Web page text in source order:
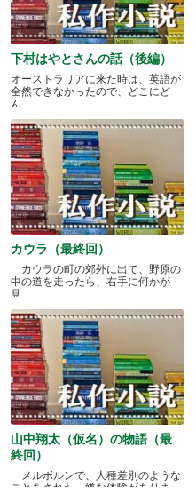
下村はやとさんの話（後編）
オーストラリアに来た時は、英語が
全然できなかったので、どこにど
ん.....
カウラ（最終回）
カウラの町の郊外に出て、野原の
中の道を走ったら、右手に何かが
見.....
山中翔太（仮名）の物語（最
終回）
メルボルンで、人種差別のような
ことをされた、嫌な体験がありま